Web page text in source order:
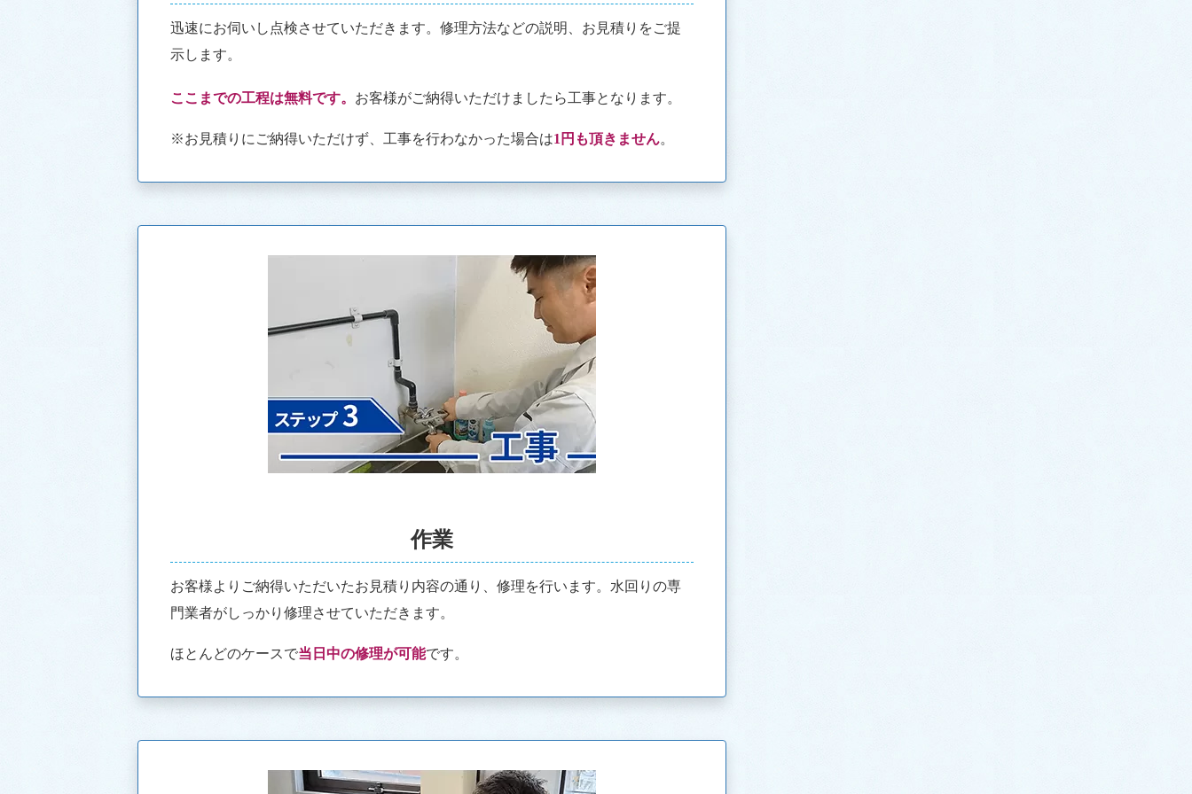
迅速にお伺いし点検させていただきます。修理方法などの説明、お見積りをご提
示します。
ここまでの工程は無料です。 お客様がご納得いただけましたら工事となります。
※お見積りにご納得いただけず、工事を行わなかった場合は1円も頂きません。
作業
お客様よりご納得いただいたお見積り内容の通り、修理を行います。水回りの専
門業者がしっかり修理させていただきます。
ほとんどのケースで当日中の修理が可能です。